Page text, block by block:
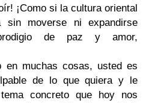
¡Como si la cultura oriental
sin moverse ni expandirse
de paz y amor,
en muchas cosas, usted es
de lo que quiera y le
concreto que hoy nos